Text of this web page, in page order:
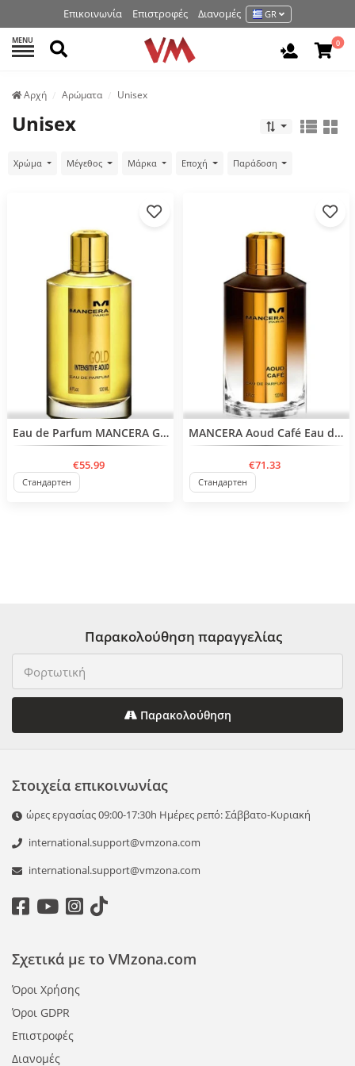
Επικοινωνία Επιστροφές Διανομές GR
MENU Αναζήτηση 0
Аρχή Αρώματα Unisex
Unisex
Χρώμα Μέγεθος Μάρκα Εποχή Παράδοση
Eau de Parfum MANCERA Gold Intensive Aoud
€55.99
Стандартен
MANCERA Aoud Café Eau de Parfum
€71.33
Стандартен
Παρακολούθηση παραγγελίας
Παρακολούθηση
Στοιχεία επικοινωνίας
ώρες εργασίας 09:00-17:30h Ημέρες ρεπό: Σάββατο-Κυριακή
international.support@vmzona.com
international.support@vmzona.com
Σχετικά με το VMzona.com
Όροι Χρήσης
Όροι GDPR
Επιστροφές
Διανομές